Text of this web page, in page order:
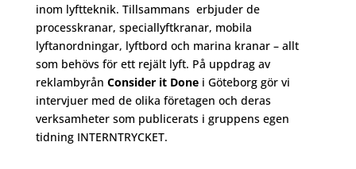
inom lyftteknik. Tillsammans erbjuder de
processkranar, speciallyftkranar, mobila
lyftanordningar, lyftbord och marina kranar – allt
som behövs för ett rejält lyft. På uppdrag av
reklambyrån Consider it Donei Göteborg gör vi
intervjuer med de olika företagen och deras
verksamheter som publicerats i gruppens egen
tidning INTERNTRYCKET.